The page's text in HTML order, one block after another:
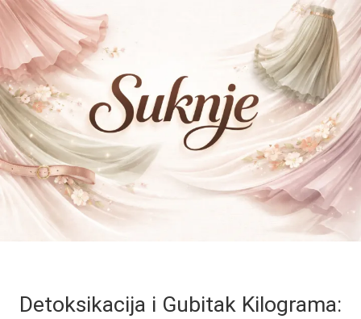
Detoksikacija i Gubitak Kilograma: